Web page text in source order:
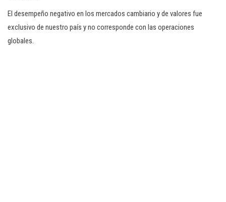
El desempeño negativo en los mercados cambiario y de valores fue
exclusivo de nuestro país y no corresponde con las operaciones
globales.